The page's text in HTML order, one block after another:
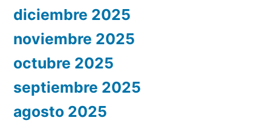
diciembre 2025
noviembre 2025
octubre 2025
septiembre 2025
agosto 2025